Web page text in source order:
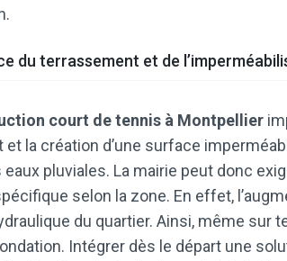
du terrassement et de
court de tennis à Montpellier
la création d’une surface
pluviales. La mairie peut donc
selon la zone. En effet,
du quartier. Ainsi, même
Intégrer dès le départ une